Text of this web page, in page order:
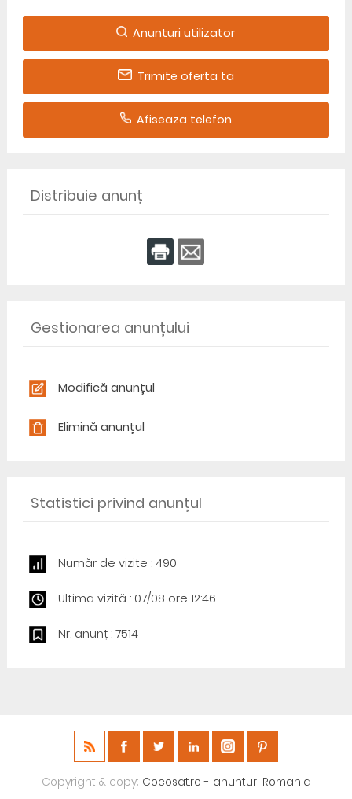
Anunturi utilizator
Trimite oferta ta
Afiseaza telefon
Distribuie anunț
Gestionarea anunțului
Modifică anunțul
Elimină anunțul
Statistici privind anunțul
Număr de vizite : 490
Ultima vizită : 07/08 ore 12:46
Nr. anunț : 7514
Copyright & copy; Cocosat.ro - anunturi Romania